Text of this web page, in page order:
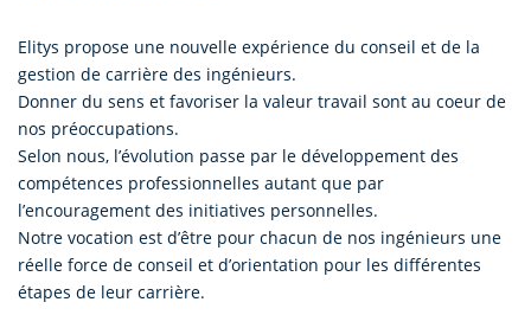
Elitys propose une nouvelle expérience du conseil et de la
gestion de carrière des ingénieurs.
Donner du sens et favoriser la valeur travail sont au coeur de
nos préoccupations.
Selon nous, l’évolution passe par le développement des
compétences professionnelles autant que par
l’encouragement des initiatives personnelles.
Notre vocation est d’être pour chacun de nos ingénieurs une
réelle force de conseil et d’orientation pour les différentes
étapes de leur carrière.